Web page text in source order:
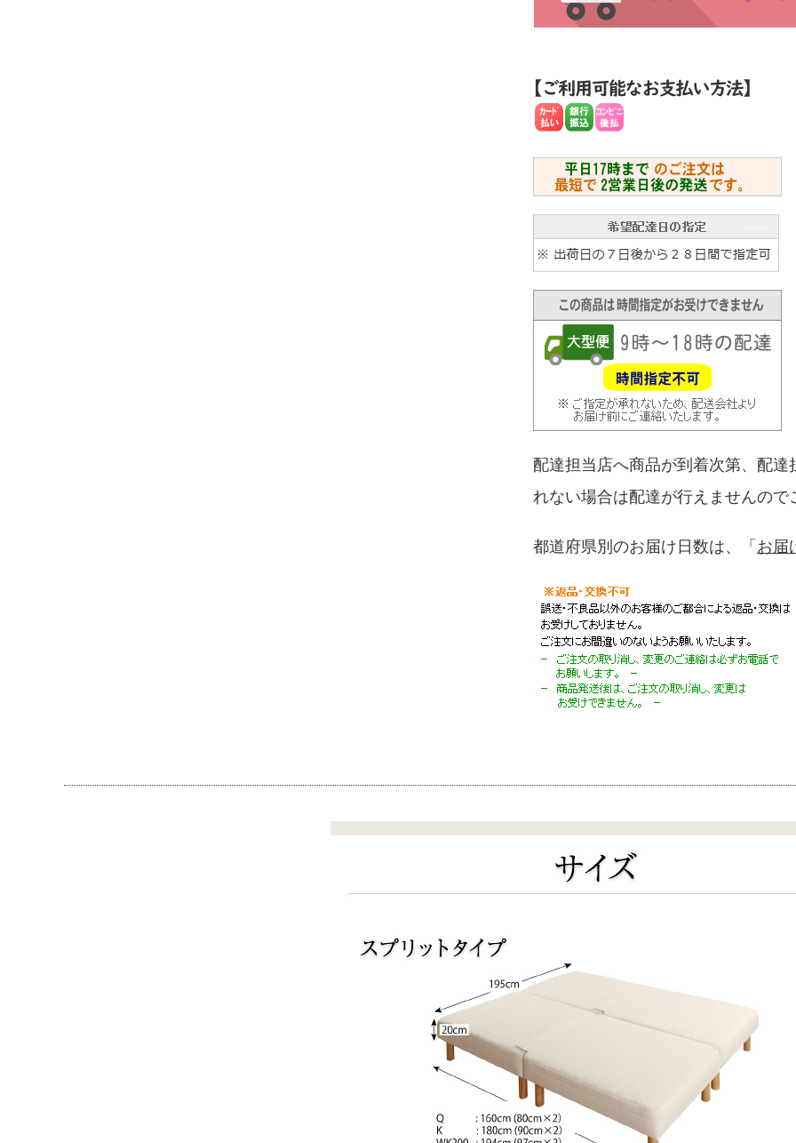
配達担当店へ商品が到着次第、配
れない場合は配達が行えませんので
都道府県別のお届け日数は、「 お届